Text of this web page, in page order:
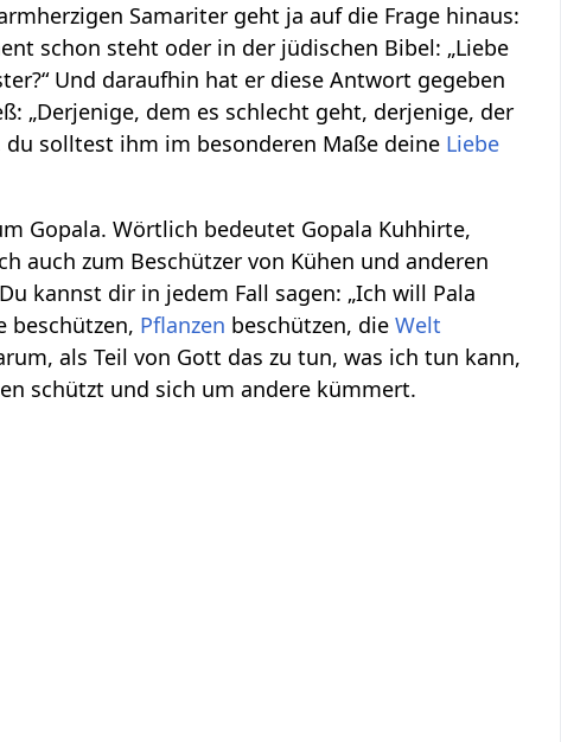
Samariter geht ja auf die Frage hinaus:
schon steht oder in der jüdischen Bibel: „Liebe
Und daraufhin hat er diese Antwort gegeben
„Derjenige, dem es schlecht geht, derjenige, der
solltest ihm im besonderen Maße deine Liebe
Gopala. Wörtlich bedeutet Gopala Kuhhirte,
auch zum Beschützer von Kühen und anderen
kannst dir in jedem Fall sagen: „Ich will Pala
beschützen, Pflanzen beschützen, dieWelt
als Teil von Gott das zu tun, was ich tun kann,
schützt und sich um andere kümmert.